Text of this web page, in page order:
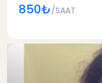
850₺/SAAT